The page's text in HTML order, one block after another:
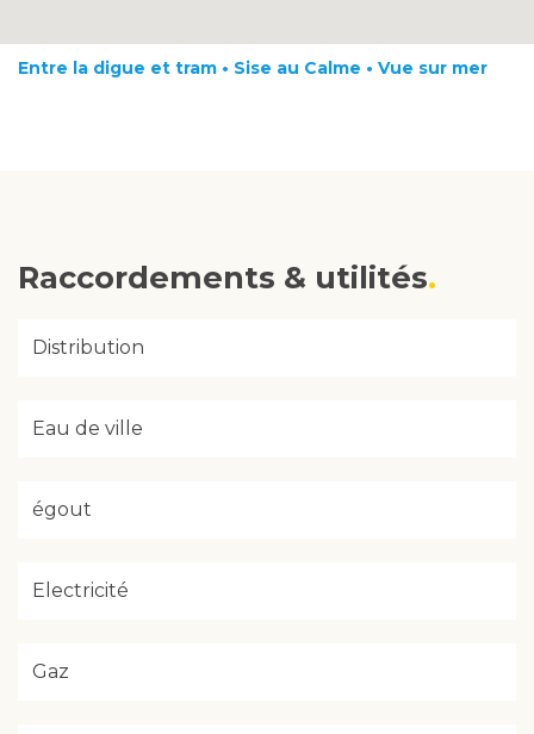
Entre la digue et tram • Sise au Calme • Vue sur mer
Raccordements & utilités
Distribution
Eau de ville
égout
Electricité
Gaz